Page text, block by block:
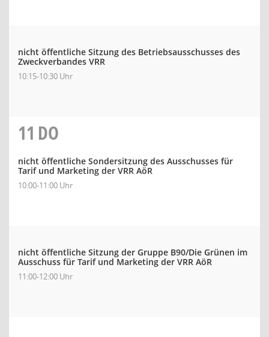
nicht öffentliche Sitzung des Betriebsausschusses des
Zweckverbandes VRR
10:15-10:30 Uhr
11 DO
nicht öffentliche Sondersitzung des Ausschusses für
Tarif und Marketing der VRR AöR
10:00-11:00 Uhr
nicht öffentliche Sitzung der Gruppe B90/Die Grünen im
Ausschuss für Tarif und Marketing der VRR AöR
11:00-12:00 Uhr